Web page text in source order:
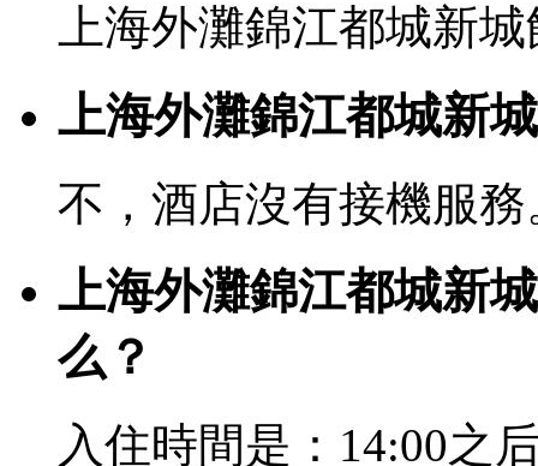
上海外灘錦江都城新
上海外灘錦江都城新
不，酒店沒有接機服務
上海外灘錦江都城新
么？
入住時間是：14:00之